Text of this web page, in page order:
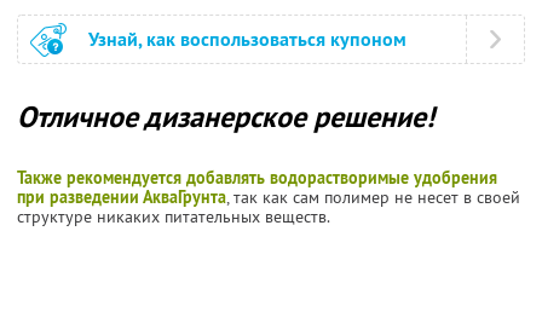
Узнай, как воспользоваться купоном
Отличное дизанерское решение!
Также рекомендуется добавлять водорастворимые удобрения
при разведении АкваГрунта, так как сам полимер не несет в своей
структуре никаких питательных веществ.